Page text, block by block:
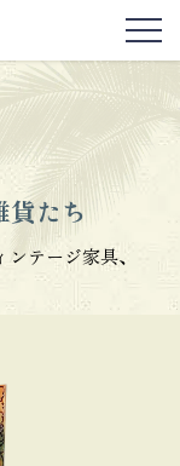
貨たち
テージ家具、